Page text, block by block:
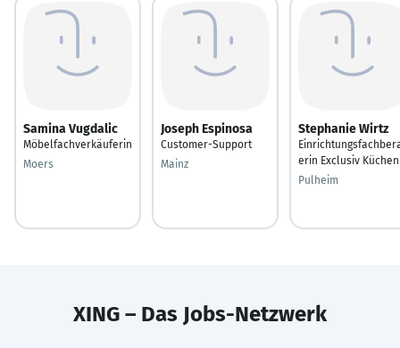
Samina Vugdalic
Möbelfachverkäuferin
Moers
Joseph Espinosa
Customer-Support
Mainz
Stephanie Wirtz
erin Exclusiv Küchen
Pulheim
XING – Das Jobs-Netzwerk